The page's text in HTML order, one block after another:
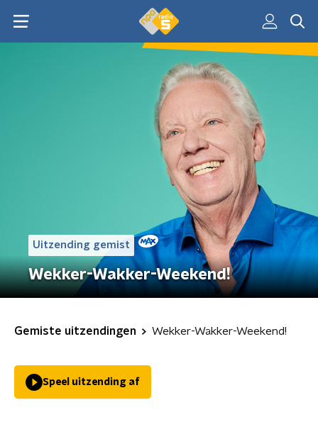
Uitzending gemist
Wekker-Wakker-Weekend!
Gemiste uitzendingen Wekker-Wakker-Weekend!
Speel uitzending af